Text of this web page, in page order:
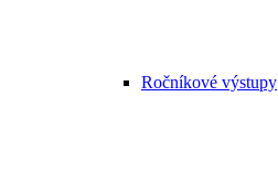
Ročníkové výstupy